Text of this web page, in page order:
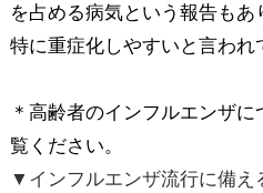
を占める病気という報告も
特に重症化しやすいと言われ
＊高齢者のインフルエンザ
覧ください。
▼インフルエンザ流行に備